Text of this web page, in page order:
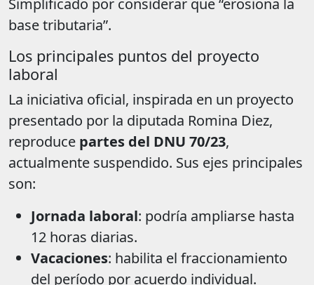
Simplificado por considerar que “erosiona la
base tributaria”.
Los principales puntos del proyecto
laboral
La iniciativa oficial, inspirada en un proyecto
presentado por la diputada Romina Diez,
reproduce partes del DNU 70/23,
actualmente suspendido. Sus ejes principales
son:
Jornada laboral: podría ampliarse hasta
12 horas diarias.
Vacaciones: habilita el fraccionamiento
del período por acuerdo individual.